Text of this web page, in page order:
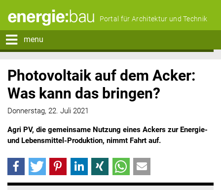
Portal für Architektur und Technik
menu
Photovoltaik auf dem Acker:
Was kann das bringen?
Donnerstag, 22. Juli 2021
Agri PV, die gemeinsame Nutzung eines Ackers zur Energie-
und Lebensmittel-Produktion, nimmt Fahrt auf.